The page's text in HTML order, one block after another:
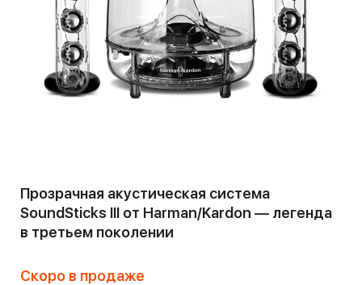
Прозрачная акустическая система
SoundSticks III от Harman/Kardon — легенда
в третьем поколении
Скоро в продаже